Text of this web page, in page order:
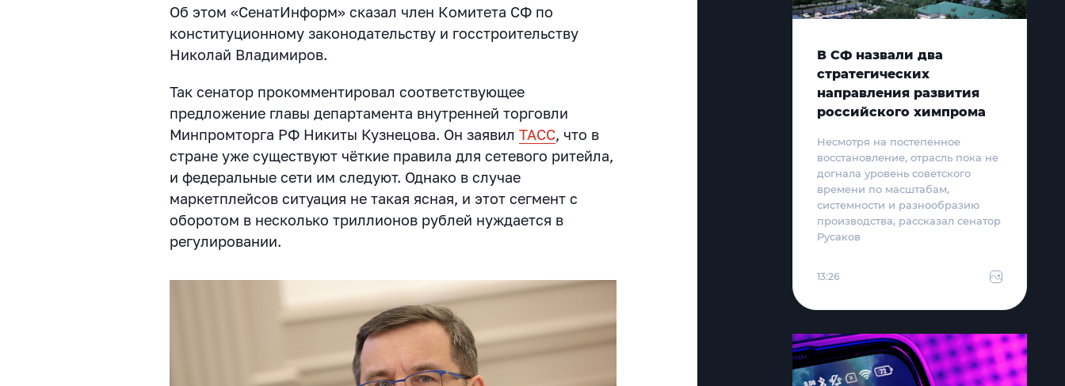
Об этом «СенатИнформ» сказал член Комитета СФ по
конституционному законодательству и госстроительству
Николай Владимиров.
Так сенатор прокомментировал соответствующее
предложение главы департамента внутренней торговли
Минпромторга РФ Никиты Кузнецова. Он заявилТАСС, что в
стране уже существуют чёткие правила для сетевого ритейла,
и федеральные сети им следуют. Однако в случае
маркетплейсов ситуация не такая ясная, и этот сегмент с
оборотом в несколько триллионов рублей нуждается в
регулировании.
В СФ назвали два
стратегических
направления развития
российского химпрома
Несмотря на постепенное
восстановление, отрасль пока не
догнала уровень советского
времени по масштабам,
системности и разнообразию
производства, рассказал сенатор
Русаков
13:26